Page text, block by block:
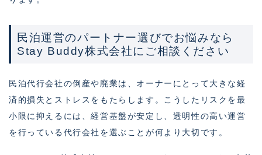
民泊運営のパートナー選びでお悩みなら
Stay Buddy株式会社にご相談ください
民泊代行会社の倒産や廃業は、オーナーにとって大きな経
済的損失とストレスをもたらします。こうしたリスクを最
小限に抑えるには、経営基盤が安定し、透明性の高い運営
を行っている代行会社を選ぶことが何より大切です。